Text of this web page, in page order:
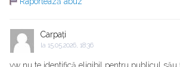
Carpați
la 15.05.2026, 18:36